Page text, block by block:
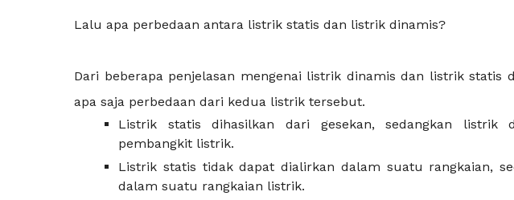
Lalu apa perbedaan antara listrik statis dan listrik dinamis?
Dari beberapa penjelasan mengenai listrik dinamis dan listrik statis
apa saja perbedaan dari kedua listrik tersebut.
Listrik statis dihasilkan dari gesekan, sedangkan listrik
pembangkit listrik.
Listrik statis tidak dapat dialirkan dalam suatu rangkaian,
dalam suatu rangkaian listrik.